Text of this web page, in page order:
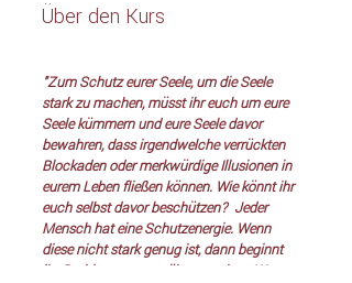
Über den Kurs
"Zum Schutz eurer Seele, um die Seele
stark zu machen, müsst ihr euch um eure
Seele kümmern und eure Seele davor
bewahren, dass irgendwelche verrückten
Blockaden oder merkwürdige Illusionen in
eurem Leben fließen können. Wie könnt ihr
euch selbst davor beschützen? Jeder
Mensch hat eine Schutzenergie. Wenn
diese nicht stark genug ist, dann beginnt
ihr, Problemen gegenüberzustehen. Wenn